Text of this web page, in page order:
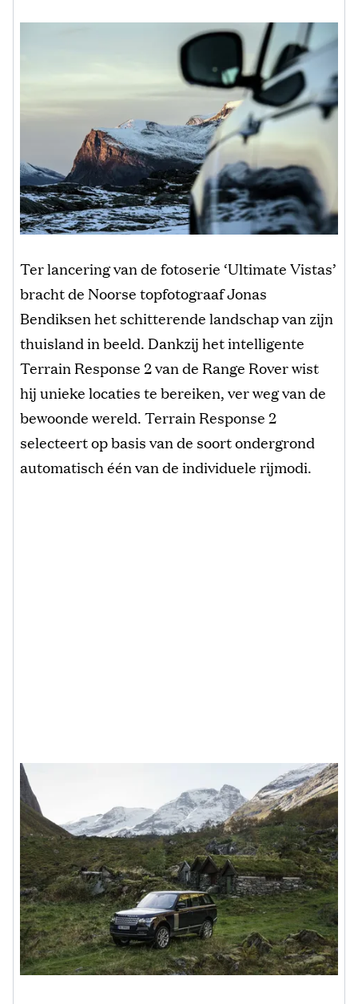
Ter lancering van de fotoserie ‘Ultimate Vistas’
bracht de Noorse topfotograaf Jonas
Bendiksen het schitterende landschap van zijn
thuisland in beeld. Dankzij het intelligente
Terrain Response 2 van de Range Rover wist
hij unieke locaties te bereiken, ver weg van de
bewoonde wereld. Terrain Response 2
selecteert op basis van de soort ondergrond
automatisch één van de individuele rijmodi.